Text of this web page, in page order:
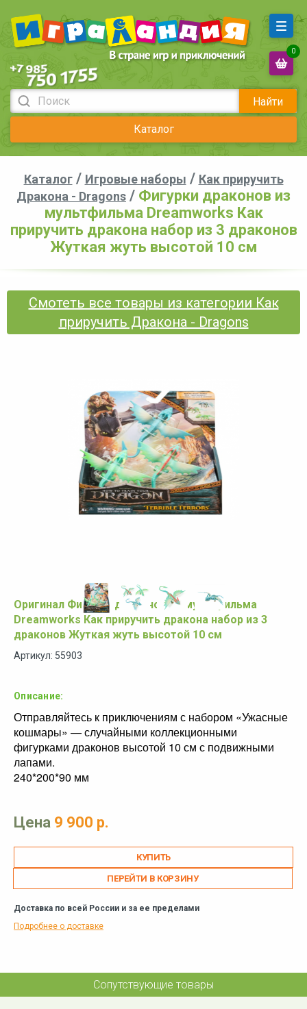
Найти
Каталог
0
Каталог/ Игровые наборы / Как приручить
Дракона - Dragons / Фигурки драконов из
мультфильма Dreamworks Как
приручить дракона набор из 3 драконов
Жуткая жуть высотой 10 см
Смотеть все товары из категории Как
приручить Дракона - Dragons
Оригинал Фигурки драконов из мультфильма
Dreamworks Как приручить дракона набор из 3
драконов Жуткая жуть высотой 10 см
Артикул: 55903
Описание:
Отправляйтесь к приключениям с набором «Ужасные
кошмары» — случайными коллекционными
фигурками драконов высотой 10 см с подвижными
лапами.
240*200*90 мм
Цена 9 900 р.
ПЕРЕЙТИ В КОРЗИНУ
Доставка по всей России и за ее пределами
Подробнее о доставке
Сопутствующие товары